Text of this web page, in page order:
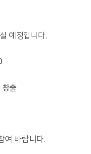
예정입니다.
출
여 바랍니다.